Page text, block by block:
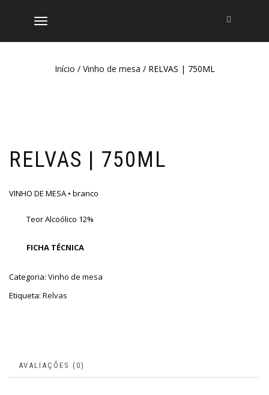
ALTERNAR
NAVEGAÇÃO
Início / Vinho de mesa / RELVAS | 750ML
RELVAS | 750ML
VINHO DE MESA • branco
Teor Alcoólico 12%
FICHA TÉCNICA
Categoria: Vinho de mesa
Etiqueta: Relvas
AVALIAÇÕES (0)